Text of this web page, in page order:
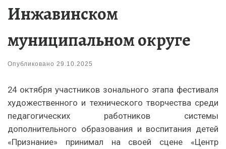
Инжавинском
муниципальном округе
Опубликовано 29.10.2025
24 октября участников зонального этапа фестиваля
художественного и технического творчества среди
педагогических работников системы
дополнительного образования и воспитания детей
«Признание» принимал на своей сцене «Центр